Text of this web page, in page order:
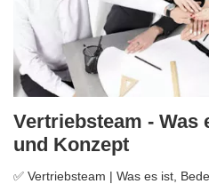
Vertriebsteam - Was
und Konzept
✅ Vertriebsteam | Was es ist,